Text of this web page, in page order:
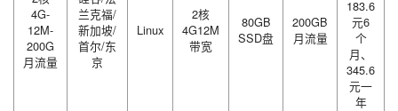
4G-
12M-
200G
月流量
兰克福/
新加坡/
首尔/东
京
Linux
2核
4G12M
带宽
80GB
SSD盘
200GB
月流量
183.6
元6
个
月、
345.6
元一
年